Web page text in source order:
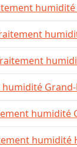
humidité
humidité